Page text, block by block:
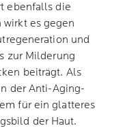
ebenfalls die
es gegen
und
zur Milderung
beiträgt. Als
der Anti-Aging-
für ein glatteres
der Haut.